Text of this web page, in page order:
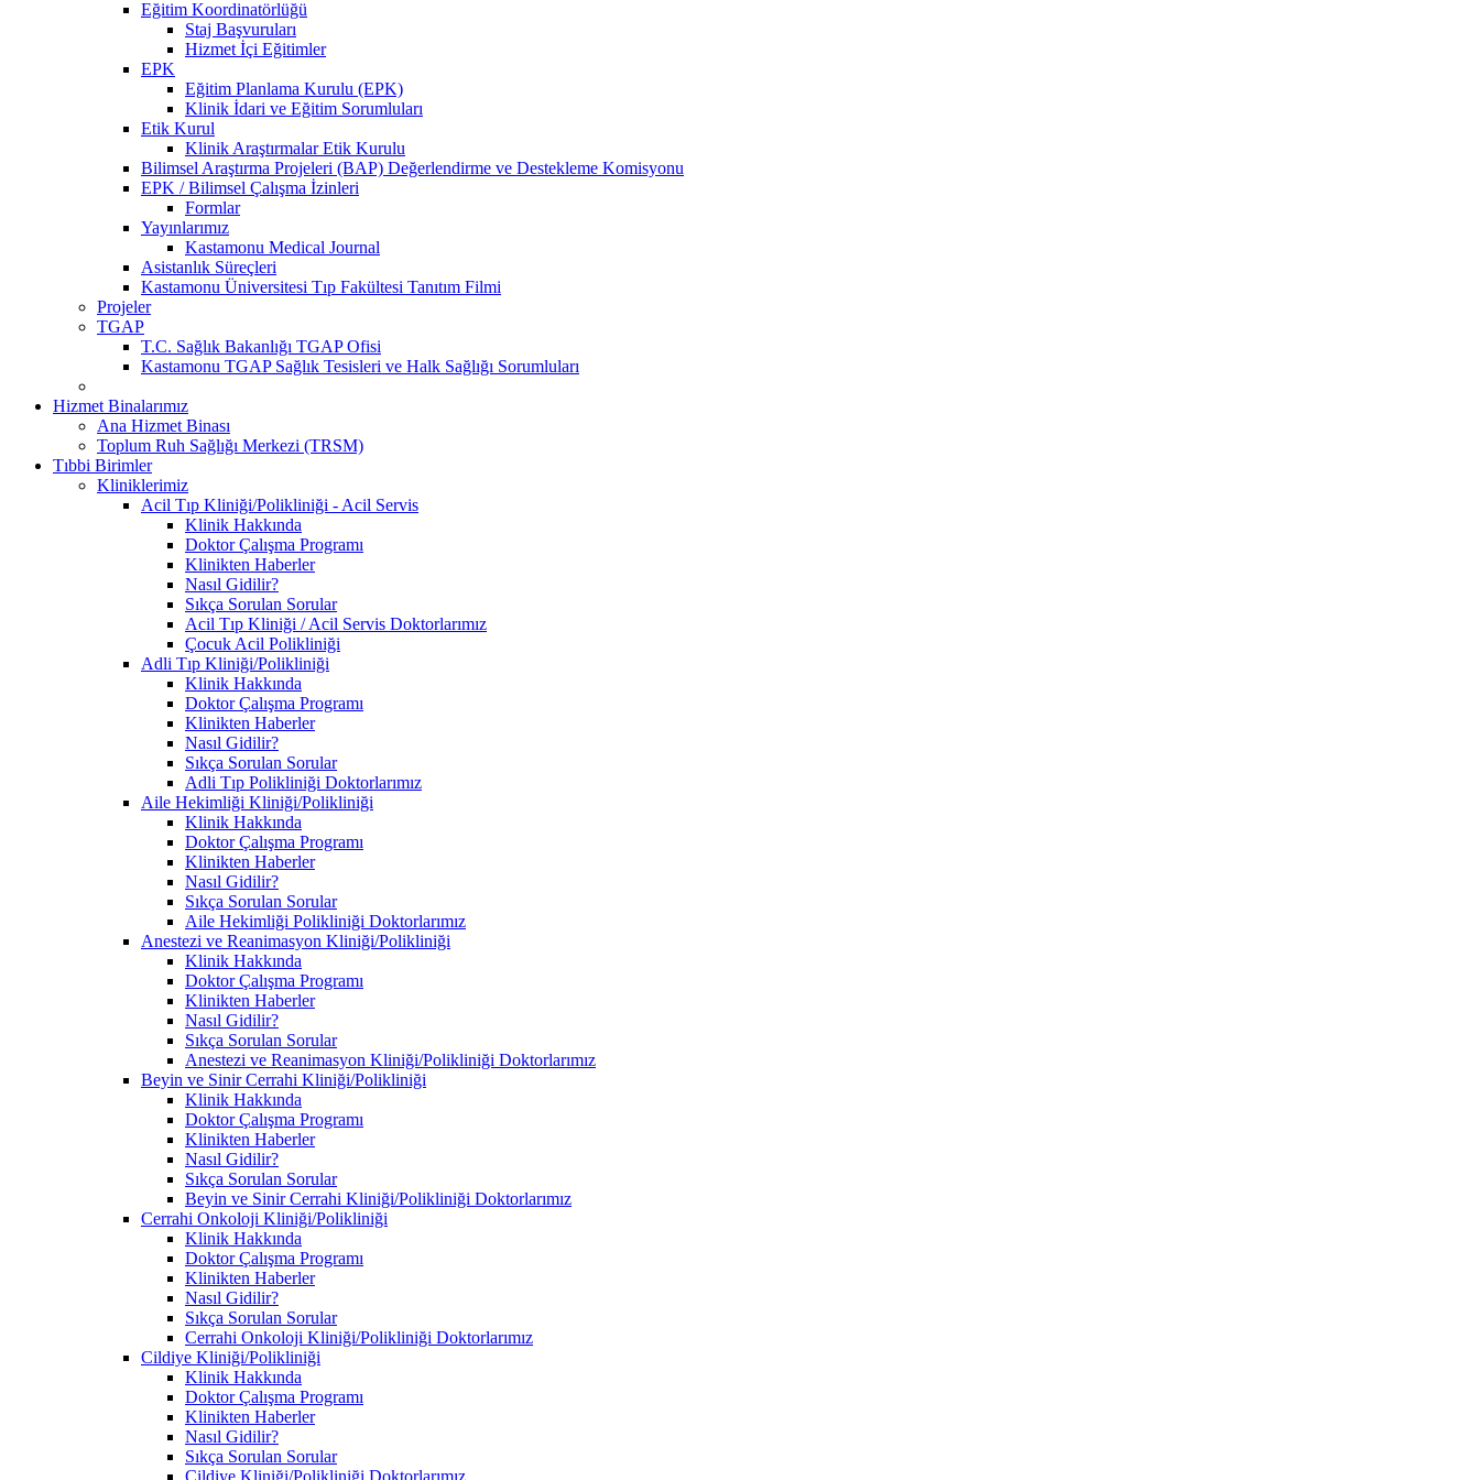
Eğitim Koordinatörlüğü
Staj Başvuruları
Hizmet İçi Eğitimler
EPK
Eğitim Planlama Kurulu (EPK)
Klinik İdari ve Eğitim Sorumluları
Etik Kurul
Klinik Araştırmalar Etik Kurulu
Bilimsel Araştırma Projeleri (BAP) Değerlendirme ve Destekleme Komisyonu
EPK / Bilimsel Çalışma İzinleri
Formlar
Yayınlarımız
Kastamonu Medical Journal
Asistanlık Süreçleri
Kastamonu Üniversitesi Tıp Fakültesi Tanıtım Filmi
Projeler
TGAP
T.C. Sağlık Bakanlığı TGAP Ofisi
Kastamonu TGAP Sağlık Tesisleri ve Halk Sağlığı Sorumluları
Hizmet Binalarımız
Ana Hizmet Binası
Toplum Ruh Sağlığı Merkezi (TRSM)
Tıbbi Birimler
Kliniklerimiz
Acil Tıp Kliniği/Polikliniği - Acil Servis
Klinik Hakkında
Doktor Çalışma Programı
Klinikten Haberler
Nasıl Gidilir?
Sıkça Sorulan Sorular
Acil Tıp Kliniği / Acil Servis Doktorlarımız
Çocuk Acil Polikliniği
Adli Tıp Kliniği/Polikliniği
Klinik Hakkında
Doktor Çalışma Programı
Klinikten Haberler
Nasıl Gidilir?
Sıkça Sorulan Sorular
Adli Tıp Polikliniği Doktorlarımız
Aile Hekimliği Kliniği/Polikliniği
Klinik Hakkında
Doktor Çalışma Programı
Klinikten Haberler
Nasıl Gidilir?
Sıkça Sorulan Sorular
Aile Hekimliği Polikliniği Doktorlarımız
Anestezi ve Reanimasyon Kliniği/Polikliniği
Klinik Hakkında
Doktor Çalışma Programı
Klinikten Haberler
Nasıl Gidilir?
Sıkça Sorulan Sorular
Anestezi ve Reanimasyon Kliniği/Polikliniği Doktorlarımız
Beyin ve Sinir Cerrahi Kliniği/Polikliniği
Klinik Hakkında
Doktor Çalışma Programı
Klinikten Haberler
Nasıl Gidilir?
Sıkça Sorulan Sorular
Beyin ve Sinir Cerrahi Kliniği/Polikliniği Doktorlarımız
Cerrahi Onkoloji Kliniği/Polikliniği
Klinik Hakkında
Doktor Çalışma Programı
Klinikten Haberler
Nasıl Gidilir?
Sıkça Sorulan Sorular
Cerrahi Onkoloji Kliniği/Polikliniği Doktorlarımız
Cildiye Kliniği/Polikliniği
Klinik Hakkında
Doktor Çalışma Programı
Klinikten Haberler
Nasıl Gidilir?
Sıkça Sorulan Sorular
Cildiye Kliniği/Polikliniği Doktorlarımız